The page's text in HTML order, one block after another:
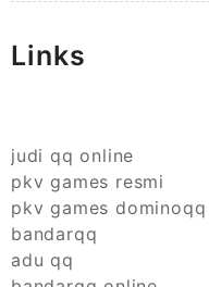
Links
judi qq online
pkv games resmi
pkv games dominoqq
bandarqq
adu qq